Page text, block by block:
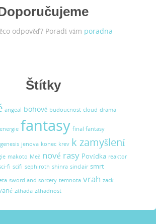
odpověď? Poradí vám poradna
Štítky
angeal bohové budoucnost cloud drama
energie fantasy final fantasy
genesis jenova konec krev k zamyšlení
makoto Meč nové rasy Povídka reaktor
fi scifi sephiroth shinra sinclair smrt
sword and sorcery temnota vrah zack
záhada záhadnost